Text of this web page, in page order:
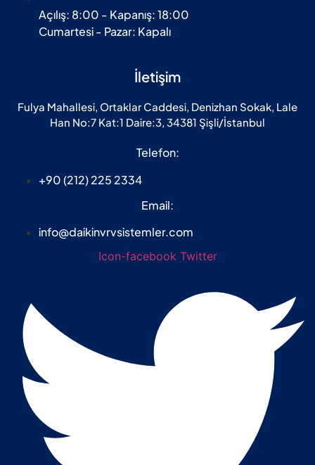
Açılış: 8:00 - Kapanış: 18:00
Cumartesi - Pazar: Kapalı
İletişim
Fulya Mahallesi, Ortaklar Caddesi, Denizhan Sokak, Lale
Han No:7 Kat:1 Daire:3, 34381 Şişli/İstanbul
Telefon:
+90 (212) 225 2334
Email:
info@daikinvrvsistemler.com
Icon-facebook Twitter